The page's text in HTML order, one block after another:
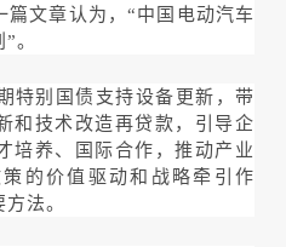
文章认为，“中国电动汽车
。
特别国债支持设备更新，带
和技术改造再贷款，引导企
培养、国际合作，推动产业
的价值驱动和战略牵引作
法。